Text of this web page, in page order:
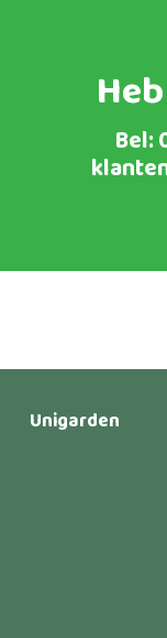
Bel:
Unigarden